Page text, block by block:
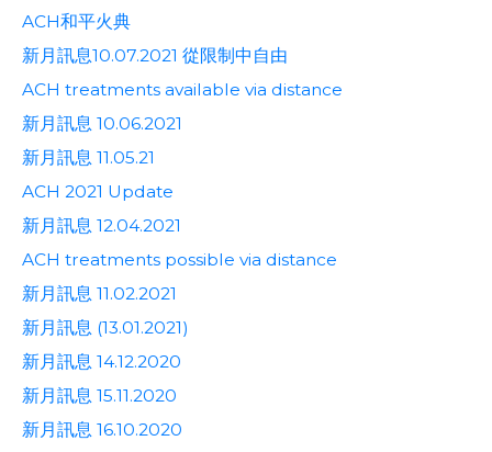
ACH和平火典
新月訊息10.07.2021 從限制中自由
ACH treatments available via distance
新月訊息 10.06.2021
新月訊息 11.05.21
ACH 2021 Update
新月訊息 12.04.2021
ACH treatments possible via distance
新月訊息 11.02.2021
新月訊息 (13.01.2021)
新月訊息 14.12.2020
新月訊息 15.11.2020
新月訊息 16.10.2020